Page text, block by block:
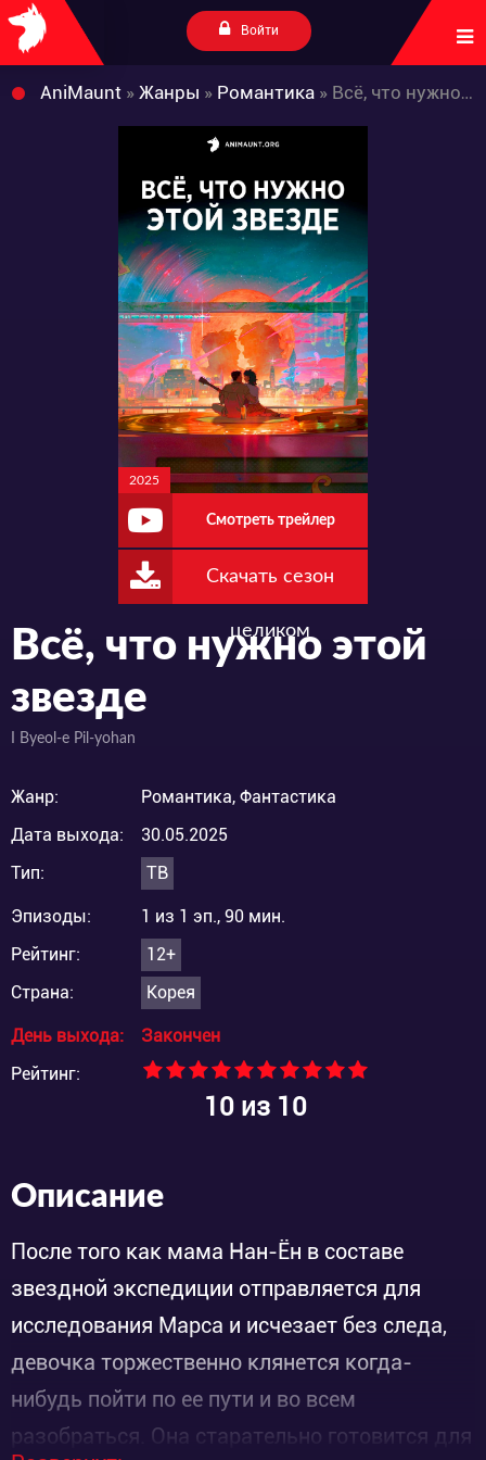
Войти
AniMaunt » Жанры » Романтика » Всё, что нужно этой звезде
2025
Смотреть трейлер
Скачать сезон
целиком
Всё, что нужно этой
звезде
I Byeol-e Pil-yohan
Жанр:
Романтика, Фантастика
Дата выхода:
30.05.2025
Тип:
ТВ
Эпизоды:
1 из 1 эп., 90 мин.
Рейтинг:
12+
Страна:
Корея
День выхода:
Закончен
Рейтинг:
10из 10
Описание
После того как мама Нан-Ён в составе
звездной экспедиции отправляется для
исследования Марса и исчезает без следа,
девочка торжественно клянется когда-
нибудь пойти по ее пути и во всем
разобраться. Она старательно готовится для